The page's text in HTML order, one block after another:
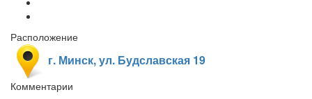
Расположение
г. Минск, ул. Будславская 19
Комментарии